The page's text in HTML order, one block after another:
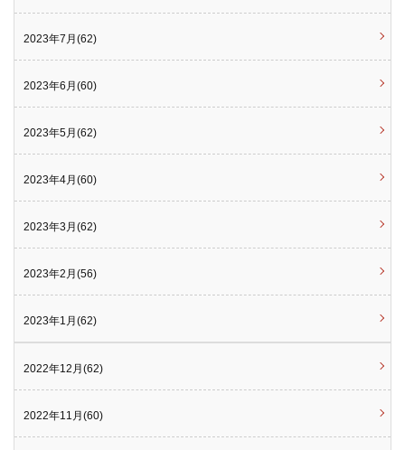
2023年7月(62)
2023年6月(60)
2023年5月(62)
2023年4月(60)
2023年3月(62)
2023年2月(56)
2023年1月(62)
2022年12月(62)
2022年11月(60)